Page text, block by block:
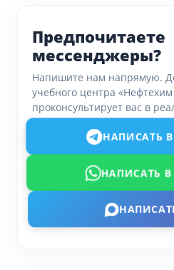
Предпочитаете
мессенджеры?
Напишите нам напрямую.
учебного центра «Нефтехим
проконсультирует вас в
НАПИСАТЬ В
НАПИСАТЬ В